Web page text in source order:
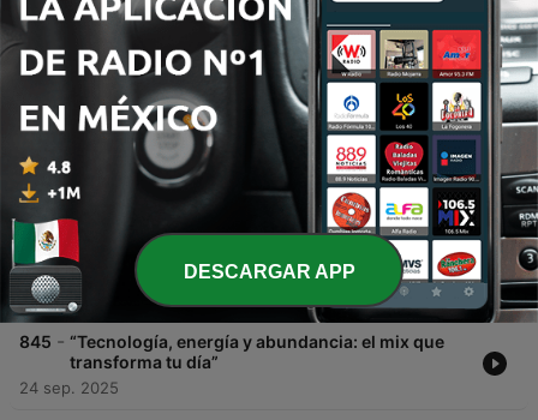
00:00 00:00
Episodios
847 - “Manual del seductor old school: de lo romántico
a lo prohibido”
26 sep. 2025
846 - “Familia: amor, culpa y heridas que no se ven”
25 sep. 2025
845 - “Tecnología, energía y abundancia: el mix que
transforma tu día”
24 sep. 2025
DESCARGAR APP